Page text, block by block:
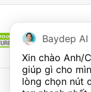
Baydep AI
Xin chào Anh/
giúp gì cho
lòng chọn nút